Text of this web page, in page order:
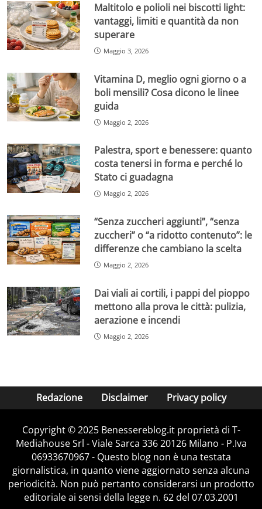
Maltitolo e polioli nei biscotti light:
vantaggi, limiti e quantità da non
superare
Maggio 3, 2026
Vitamina D, meglio ogni giorno o a
boli mensili? Cosa dicono le linee
guida
Maggio 2, 2026
Palestra, sport e benessere: quanto
costa tenersi in forma e perché lo
Stato ci guadagna
Maggio 2, 2026
“Senza zuccheri aggiunti”, “senza
zuccheri” o “a ridotto contenuto”: le
differenze che cambiano la scelta
Maggio 2, 2026
Dai viali ai cortili, i pappi del pioppo
mettono alla prova le città: pulizia,
aerazione e incendi
Maggio 2, 2026
Redazione Disclaimer Privacy policy
Copyright © 2025 Benessereblog.it proprietà di T-
Mediahouse Srl - Viale Sarca 336 20126 Milano - P.Iva
06933670967 - Questo blog non è una testata
giornalistica, in quanto viene aggiornato senza alcuna
periodicità. Non può pertanto considerarsi un prodotto
editoriale ai sensi della legge n. 62 del 07.03.2001